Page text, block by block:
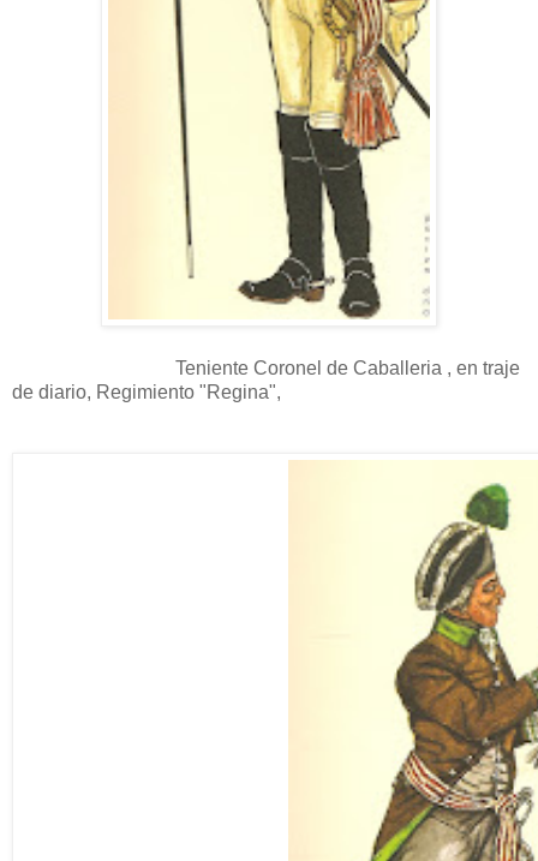
Teniente Coronel de Caballeria , en traje
de diario, Regimiento "Regina",